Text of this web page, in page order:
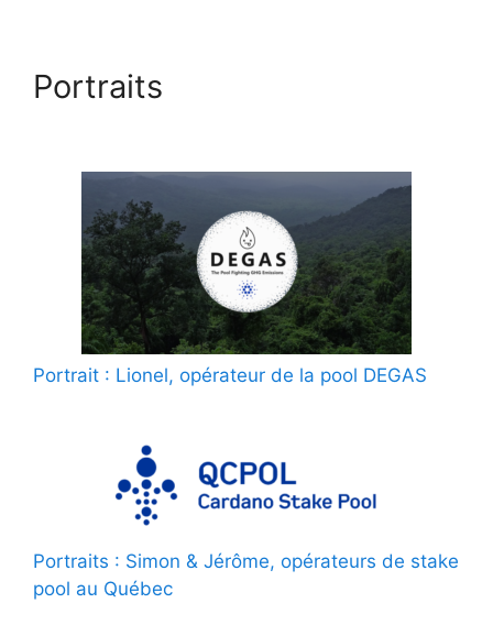
Portraits
Portrait : Lionel, opérateur de la pool DEGAS
Portraits : Simon & Jérôme, opérateurs de stake
pool au Québec